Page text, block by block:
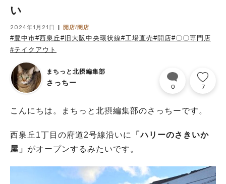
い
2024年1月21日 開店/閉店
#豊中市#西泉丘#旧大阪中央環状線#工場直売#開店#〇〇専門店
#テイクアウト
まちっと北摂編集部
さっちー 0 7
こんにちは。まちっと北摂編集部のさっちーです。
西泉丘1丁目の府道2号線沿いに
「ハリーのさきいか
屋」 がオープンするみたいです。